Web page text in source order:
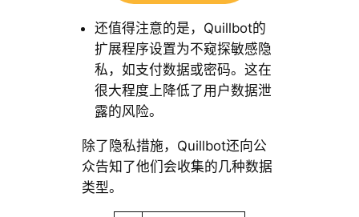
还值得注意的是，Quillbot的
扩展程序设置为不窥探敏感隐
私，如支付数据或密码。这在
很大程度上降低了用户数据泄
露的风险。
除了隐私措施，Quillbot还向公
众告知了他们会收集的几种数据
类型。